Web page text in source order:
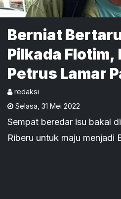
Berniat
Pilkada Flotim,
Petrus Lamar
NasDem
redaksi
Selasa 31 Mei 2022
Sempat beredar isu bakal
Riberu untuk maju menjadi